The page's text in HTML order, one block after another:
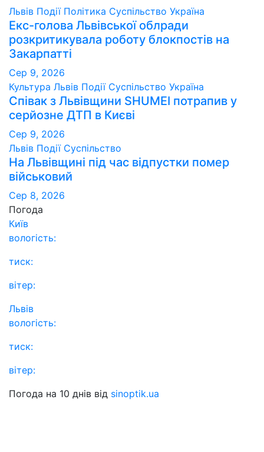
Львів Події Політика Суспільство Україна
Екс-голова Львівської облради
розкритикувала роботу блокпостів на
Закарпатті
Сер 9, 2026
Культура Львів Події Суспільство Україна
Співак з Львівщини SHUMEI потрапив у
серйозне ДТП в Києві
Сер 9, 2026
Львів Події Суспільство
На Львівщині під час відпустки помер
військовий
Сер 8, 2026
Погода
Київ
вологість:
тиск:
вітер:
Львів
вологість:
тиск:
вітер:
Погода на 10 днів від sinoptik.ua